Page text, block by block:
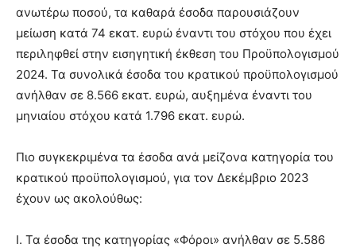
ανωτέρω ποσού, τα καθαρά έσοδα παρουσιάζουν
μείωση κατά 74 εκατ. ευρώ έναντι του στόχου που έχει
περιληφθεί στην εισηγητική έκθεση του Προϋπολογισμού
2024. Τα συνολικά έσοδα του κρατικού προϋπολογισμού
ανήλθαν σε 8.566 εκατ. ευρώ, αυξημένα έναντι του
μηνιαίου στόχου κατά 1.796 εκατ. ευρώ.
Πιο συγκεκριμένα τα έσοδα ανά μείζονα κατηγορία του
κρατικού προϋπολογισμού, για τον Δεκέμβριο 2023
έχουν ως ακολούθως:
I. Τα έσοδα της κατηγορίας «Φόροι» ανήλθαν σε 5.586